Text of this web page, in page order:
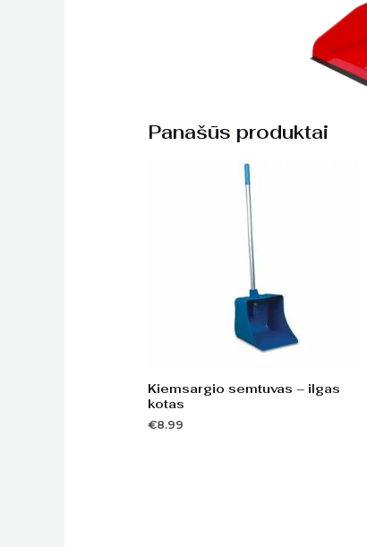
Panašūs produktai
Kiemsargio semtuvas – ilgas
kotas
€8.99